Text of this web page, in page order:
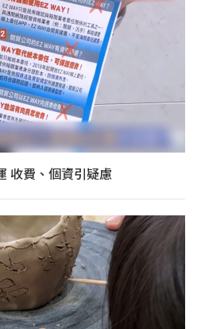
收費、個資引疑慮